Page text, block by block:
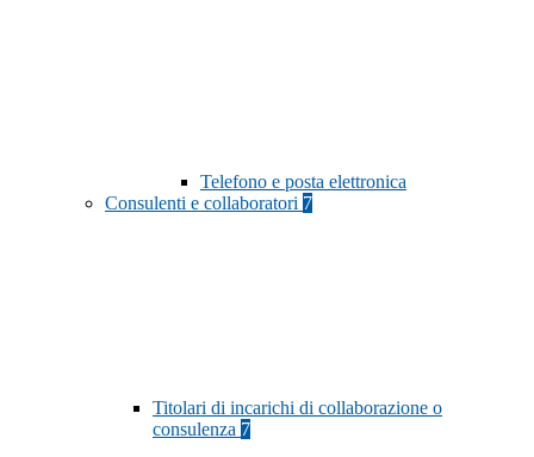
Telefono e posta elettronica
Consulenti e collaboratori 7
Titolari di incarichi di collaborazione o
consulenza 7